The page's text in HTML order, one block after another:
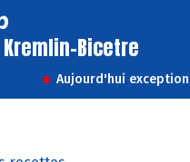
Bicetre
Aujourd'hui